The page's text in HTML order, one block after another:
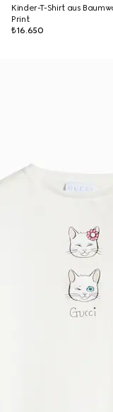
Kinder-T-Shirt aus
Print
₺16.650